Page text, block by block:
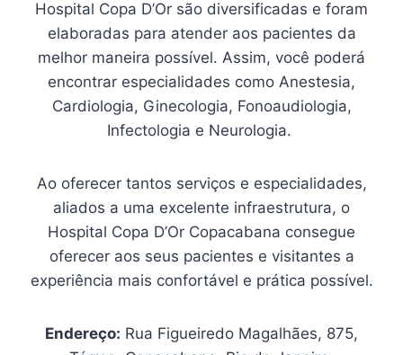
Hospital Copa D’Or são diversificadas e foram
elaboradas para atender aos pacientes da
melhor maneira possível. Assim, você poderá
encontrar especialidades como Anestesia,
Cardiologia, Ginecologia, Fonoaudiologia,
Infectologia e Neurologia.
Ao oferecer tantos serviços e especialidades,
aliados a uma excelente infraestrutura, o
Hospital Copa D’Or Copacabana consegue
oferecer aos seus pacientes e visitantes a
experiência mais confortável e prática possível.
Endereço: Rua Figueiredo Magalhães, 875,